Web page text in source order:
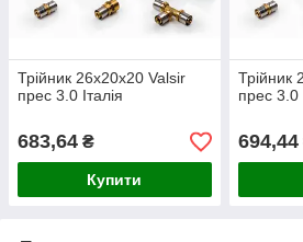
Трійник 26х20х20 Valsir
прес 3.0 Італія
683,64 ₴
Купити
Трійник
прес 3.0
694,44